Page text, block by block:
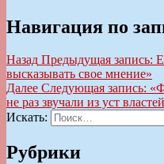
Навигация по
Назад Предыдущая запись:
высказывать свое мнение»
Далее Следующая запись:
не раз звучали из уст
Искать:
Рубрики